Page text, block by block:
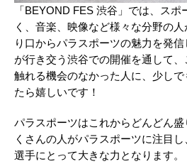
「BEYOND FES 渋谷」では、ス
く、音楽、映像など様々な分野の
り口からパラスポーツの魅力を発
が行き交う渋谷での開催を通して
触れる機会のなかった人に、少し
たら嬉しいです！
パラスポーツはこれからどんどん
くさんの人がパラスポーツに注目
選手にとって大きな力となります。